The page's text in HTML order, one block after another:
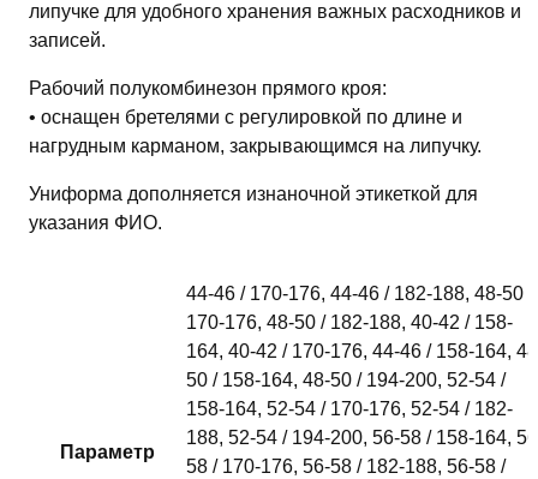
липучке для удобного хранения важных расходников и
записей.
Рабочий полукомбинезон прямого кроя:
• оснащен бретелями с регулировкой по длине и
нагрудным карманом, закрывающимся на липучку.
Униформа дополняется изнаночной этикеткой для
указания ФИО.
Параметр
44-46 / 170-176, 44-46 / 182-188, 48-50 /
170-176, 48-50 / 182-188, 40-42 / 158-
164, 40-42 / 170-176, 44-46 / 158-164,
50 / 158-164, 48-50 / 194-200, 52-54 /
158-164, 52-54 / 170-176, 52-54 / 182-
188, 52-54 / 194-200, 56-58 / 158-164,
58 / 170-176, 56-58 / 182-188, 56-58 /